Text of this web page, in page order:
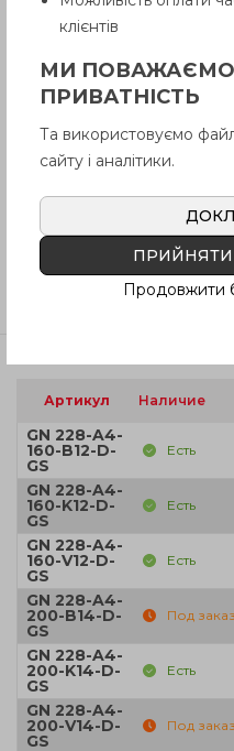
Вопрос о
Инструкция (pdf.)
Артикул Наличие
GN 228-A4-
160-B12-D-
GS
Есть
GN 228-A4-
160-K12-D-
GS
Есть
GN 228-A4-
160-V12-D-
GS
Есть
GN 228-A4-
200-B14-D-
GS
Под заказ
GN 228-A4-
200-K14-D-
GS
Есть
GN 228-A4-
200-V14-D-
GS
Под заказ
клієнтів
МИ
ПРИВАТНІСТЬ
Та використовуємо
сайту і аналітики.
ПРИЙНЯТИ
Продовжити